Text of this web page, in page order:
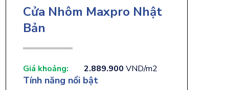
Cửa Nhôm Maxpro Nhật
Bản
Giá khoảng: 2.889.900 VND/m2
Tính năng nổi bật